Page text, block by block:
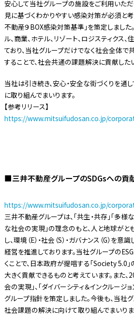
安心して当社グループの施設をご利用いただ
見に基づくわかりやすい感染対策が必須と考
不動産９BOX感染対策基準」を策定しました
ル、商業、ホテル、リゾート、ロジスティクス
ており、当社グループだけでなく社会全体で
することで、社会共通の課題解決に貢献した
当社は引き続き、安心・安全な街づくりを
に取り組んでまいります。
【参考リリース】
https://www.mitsuifudosan.co.jp/
■三井不動産グループのSDGsへの貢
https://www.mitsuifudosan.co.jp/
三井不動産グループは、「共生・共存」「多
な社会の実現」の理念のもと、人と地球が
し、環境（E）・社会（S）・ガバナンス（G）を
経営を推進しております。当社グループの
くことで、日本政府が提唱する「Society 5.0」
大きく貢献できるものと考えています。また
会の実現」、「ダイバーシティ＆インクルージ
グループ指針を策定しました。今後も、当社
社会課題の解決に向けて取り組んでまいりま